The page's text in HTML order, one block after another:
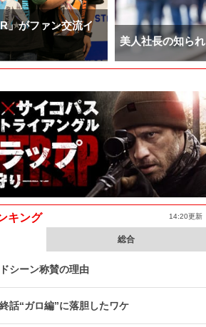
」がファン交流イ
美人社長の知ら
キング 14:20更新
総合
シーン称賛の理由
話“ガロ編”に落胆したワケ